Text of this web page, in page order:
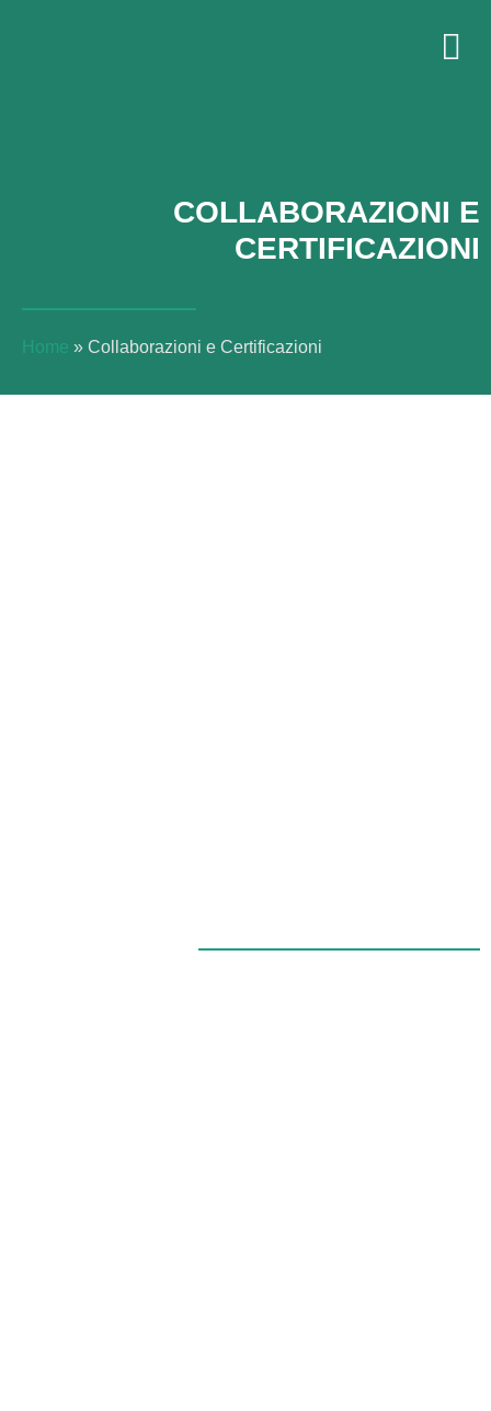
Home » Collaborazioni e Certificazioni
COLLABORAZIONI E
CERTIFICAZIONI